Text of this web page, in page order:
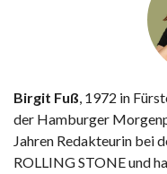
Birgit Fuß, 1972 in
der Hamburger
Jahren Redakteurin bei
ROLLING STONE und